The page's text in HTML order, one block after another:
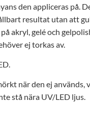
den appliceras på.
resultat utan att
akryl, gelé och
ej torkas av.
när den ej används,
stå nära UV/LED ljus.